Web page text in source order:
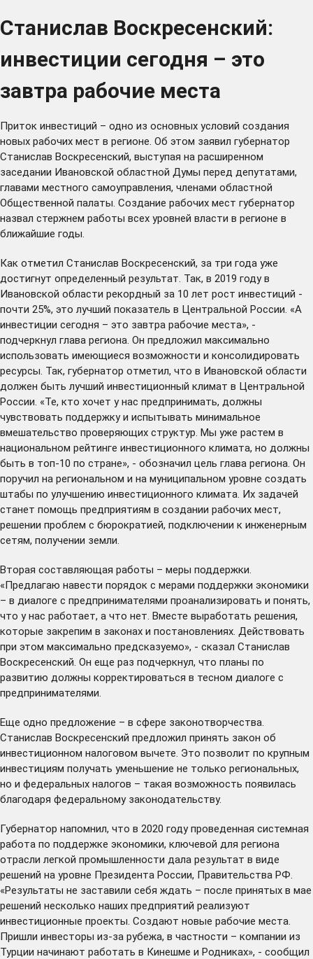
Станислав Воскресенский:
инвестиции сегодня – это
завтра рабочие места
Приток инвестиций – одно из основных условий создания
новых рабочих мест в регионе. Об этом заявил губернатор
Станислав Воскресенский, выступая на расширенном
заседании Ивановской областной Думы перед депутатами,
главами местного самоуправления, членами областной
Общественной палаты. Создание рабочих мест губернатор
назвал стержнем работы всех уровней власти в регионе в
ближайшие годы.
Как отметил Станислав Воскресенский, за три года уже
достигнут определенный результат. Так, в 2019 году в
Ивановской области рекордный за 10 лет рост инвестиций -
почти 25%, это лучший показатель в Центральной России. «А
инвестиции сегодня – это завтра рабочие места», -
подчеркнул глава региона. Он предложил максимально
использовать имеющиеся возможности и консолидировать
ресурсы. Так, губернатор отметил, что в Ивановской области
должен быть лучший инвестиционный климат в Центральной
России. «Те, кто хочет у нас предпринимать, должны
чувствовать поддержку и испытывать минимальное
вмешательство проверяющих структур. Мы уже растем в
национальном рейтинге инвестиционного климата, но должны
быть в топ-10 по стране», - обозначил цель глава региона. Он
поручил на региональном и на муниципальном уровне создать
штабы по улучшению инвестиционного климата. Их задачей
станет помощь предприятиям в создании рабочих мест,
решении проблем с бюрократией, подключении к инженерным
сетям, получении земли.
Вторая составляющая работы – меры поддержки.
«Предлагаю навести порядок с мерами поддержки экономики
– в диалоге с предпринимателями проанализировать и понять,
что у нас работает, а что нет. Вместе выработать решения,
которые закрепим в законах и постановлениях. Действовать
при этом максимально предсказуемо», - сказал Станислав
Воскресенский. Он еще раз подчеркнул, что планы по
развитию должны корректироваться в тесном диалоге с
предпринимателями.
Еще одно предложение – в сфере законотворчества.
Станислав Воскресенский предложил принять закон об
инвестиционном налоговом вычете. Это позволит по крупным
инвестициям получать уменьшение не только региональных,
но и федеральных налогов – такая возможность появилась
благодаря федеральному законодательству.
Губернатор напомнил, что в 2020 году проведенная системная
работа по поддержке экономики, ключевой для региона
отрасли легкой промышленности дала результат в виде
решений на уровне Президента России, Правительства РФ.
«Результаты не заставили себя ждать – после принятых в мае
решений несколько наших предприятий реализуют
инвестиционные проекты. Создают новые рабочие места.
Пришли инвесторы из-за рубежа, в частности – компании из
Турции начинают работать в Кинешме и Родниках», - сообщил